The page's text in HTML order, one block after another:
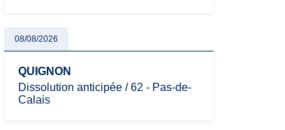
08/08/2026
QUIGNON
Dissolution anticipée / 62 - Pas-de-
Calais